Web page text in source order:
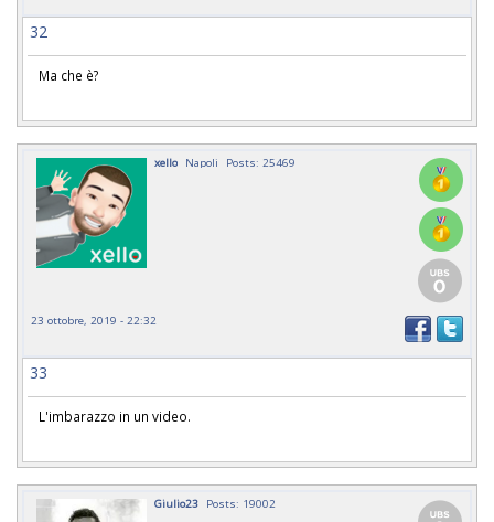
32
Ma che è?
xello Napoli Posts: 25469
23 ottobre, 2019 - 22:32
33
L'imbarazzo in un video.
Giulio23 Posts: 19002